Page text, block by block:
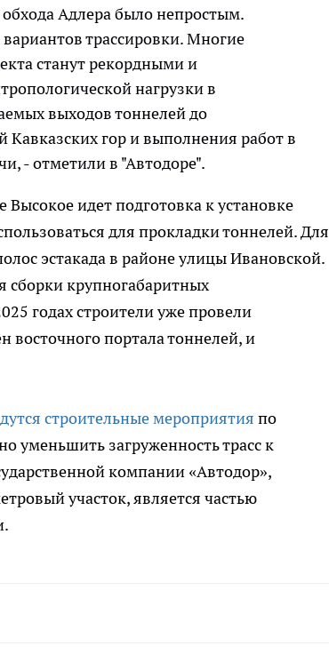
обхода Адлера было непростым.
трассировки. Многие
станут рекордными и
нагрузки в
выходов тоннелей до
гор и выполнения работ в
- отметили в "Автодоре".
идет подготовка к установке
для прокладки тоннелей. Для
эстакада в районе улицы Ивановской.
сборки крупногабаритных
годах строители уже провели
портала тоннелей, и
строительные мероприятия по
уменьшить загруженность трасс к
компании «Автодор»,
участок, является частью